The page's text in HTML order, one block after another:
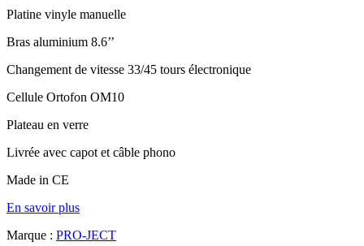
Platine vinyle manuelle
Bras aluminium 8.6’’
Changement de vitesse 33/45 tours électronique
Cellule Ortofon OM10
Plateau en verre
Livrée avec capot et câble phono
Made in CE
En savoir plus
Marque : PRO-JECT